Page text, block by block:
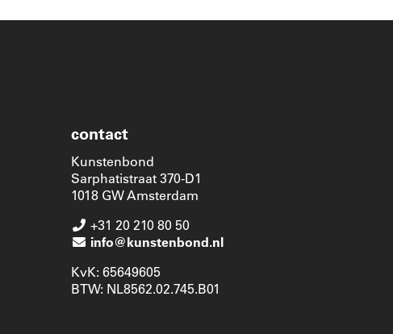
contact
Kunstenbond
Sarphatistraat 370-D1
1018 GW Amsterdam
+31 20 210 80 50
info@kunstenbond.nl
KvK: 65649605
BTW: NL8562.02.745.B01